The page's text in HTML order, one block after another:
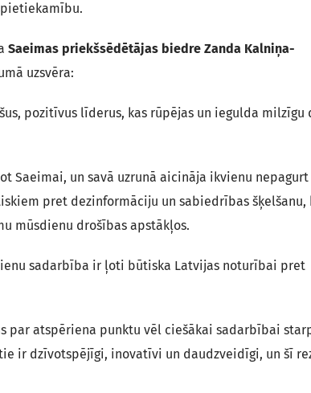
Saeimas priekšsēdētājas biedre Zanda Kalniņa-
uzsvēra:
pozitīvus līderus, kas rūpējas un iegulda milzīgu
Saeimai, un savā uzrunā aicināja ikvienu nepagurt
pret dezinformāciju un sabiedrības šķelšanu,
mūsdienu drošības apstākļos.
sadarbība ir ļoti būtiska Latvijas noturībai pret
par atspēriena punktu vēl ciešākai sadarbībai
ir dzīvotspējīgi, inovatīvi un daudzveidīgi, un šī